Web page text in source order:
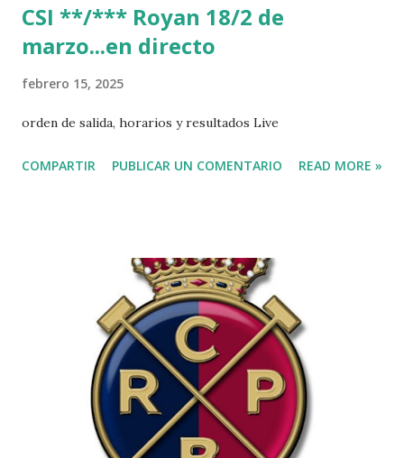
CSI **/*** Royan 18/2 de
marzo...en directo
febrero 15, 2025
orden de salida, horarios y resultados Live
COMPARTIR PUBLICAR UN COMENTARIO READ MORE »